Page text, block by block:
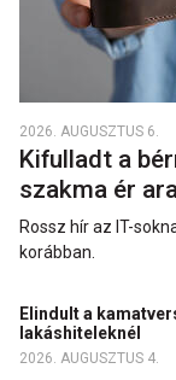
2026. AUGUSZTUS 6.
Kifulladt a
szakma ér
Rossz hír az IT-
korábban.
Elindult a
lakáshiteleknél
2026. AUGUSZTUS 4.